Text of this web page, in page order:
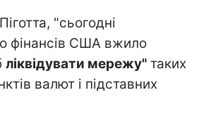
"сьогодні
фінансів США вжило
ліквідувати мережу" таких
валют і підставних